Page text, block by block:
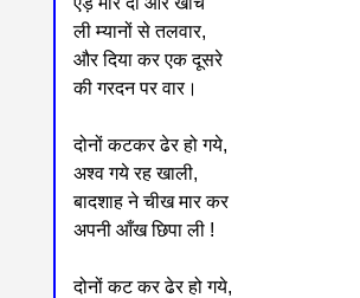
ली म्यानों से तलवार,
और दिया कर एक दूसरे
की गरदन पर वार।
दोनों कटकर ढेर हो गये,
अश्व गये रह खाली,
बादशाह ने चीख मार कर
अपनी आँख छिपा ली !
दोनों कट कर ढेर हो गये,